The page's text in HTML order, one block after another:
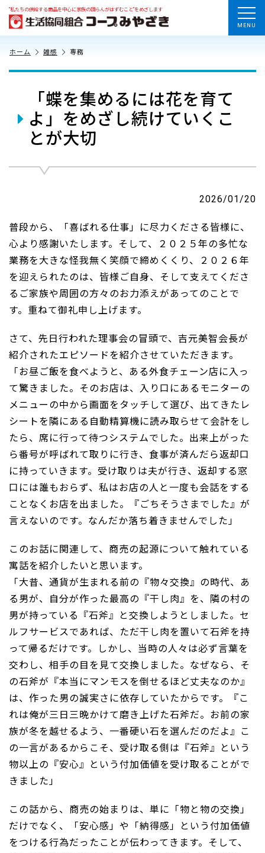
“私たちの供給する商品を中心に家族の団らんがはずむこと”をめざします
MENU
ホーム 雑感 専務
「蝶を集めるには花を育て
よ」をめざし続けていくこ
とが大切
2026/01/20
普段から、「喜ばれる仕事」に尽力くださる皆様に、
心より感謝いたします。そして、２０２５年の多忙な
業務を大きな怪我無く笑顔で締めくくり、２０２６年
を迎えられたのは、皆様ご自身、そして支えてくださ
るご家族や周囲の方々のお力添えがあってのことで
す。重ねて御礼申し上げます。
さて、先日行われた理事会の冒頭で、吉元美智会長が
紹介されたエピソードを紹介させていただきます。
「お昼ご飯を食べようと、ある外食チェーン店に入っ
て驚きました。そのお店は、入り口にあるモニターの
メニューの中から画面をタッチして選び、出てきたレ
シートを隣にある自動精算機に読み取らせて会計をし
たら、席に行って待つシステムでした。出来上がった
ら番号が呼ばれて取りに行き、食事が済んだら返却口
に持っていきます。受け取りは夫が行き、返却する窓
口には誰もおらず、私はお店の人と一度も会話をする
ことなくお店を出ました。『ごちそうさまでした』が
言えないのです。なんだか落ち着きませんでした」
このお話に関連して、商売の起源について触れている
寓話を紹介したいと思います。
「大昔、通貨が生まれる前の『物々交換』の時代、あ
る男が、自分が作った最高の『干し肉』を、隣の村の
男が持っている『石斧』と交換しようとしました。セ
ルフサービスであれば、ただ干し肉を置いて石斧を持
って帰るだけです。しかし、当時の人々は必ず言葉を
交わし、相手の目を見て交換しました。なぜなら、そ
の石斧が『本当にマンモスを倒せるほど丈夫なのか』
は、作った男の誠実さに依存していたからです。『こ
れは俺が三日三晩かけて磨き上げた石斧だ。お前の家
族が冬を越せるよう、一番硬い石を選んだのだよ』こ
の一言があるからこそ、受け取る側は『石斧』という
物以上の『安心』という付加価値を受け取ることがで
きました」
この話から、商売の始まりは、単に「物と物の交換」
だけでなく、「安心感」や「納得感」という付加価値
をつける行為だったことが伝わってきます。そして、